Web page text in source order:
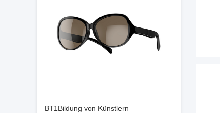
BT1Bildung von Künstlern